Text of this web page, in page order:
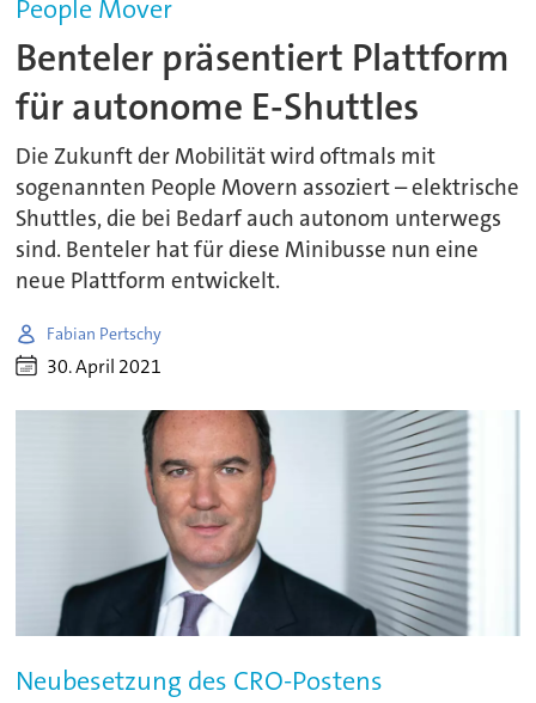
People Mover
Benteler präsentiert Plattform
für autonome E-Shuttles
Die Zukunft der Mobilität wird oftmals mit
sogenannten People Movern assoziert – elektrische
Shuttles, die bei Bedarf auch autonom unterwegs
sind. Benteler hat für diese Minibusse nun eine
neue Plattform entwickelt.
Fabian Pertschy
30. April 2021
Neubesetzung des CRO-Postens